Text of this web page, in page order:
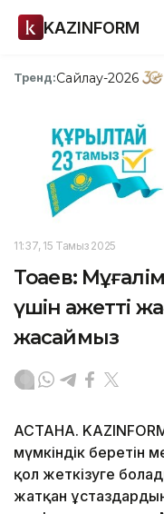
KAZINFORM
Тренд:Сайлау-2026
11:37, 15 Тамыз 2025
Тоқаев:
үшін қажетті
жасаймыз
АСТАНА.
мүмкіндік беретін
қол жеткізуге
жатқан